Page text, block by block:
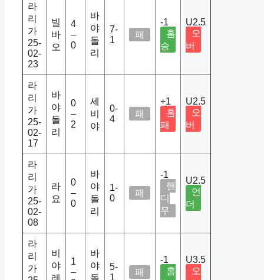
라
리
가
25-
02-
23
빌
바
오
4
–
0
바
야
돌
리
7-
1
패
-1
홈
승
U2.5
오
버
라
리
가
25-
02-
17
바
야
돌
리
0
–
2
세
비
야
0-
4
패
+1
홈
패
U2.5
오
버
라
리
가
25-
02-
08
라
요
0
–
0
바
야
돌
리
1-
0
패
-1
핸
디
무
U2.5
언
더
라
리
가
비
야
레
1
–
바
야
돌
5-
1
패
-1
홈
U3.5
오